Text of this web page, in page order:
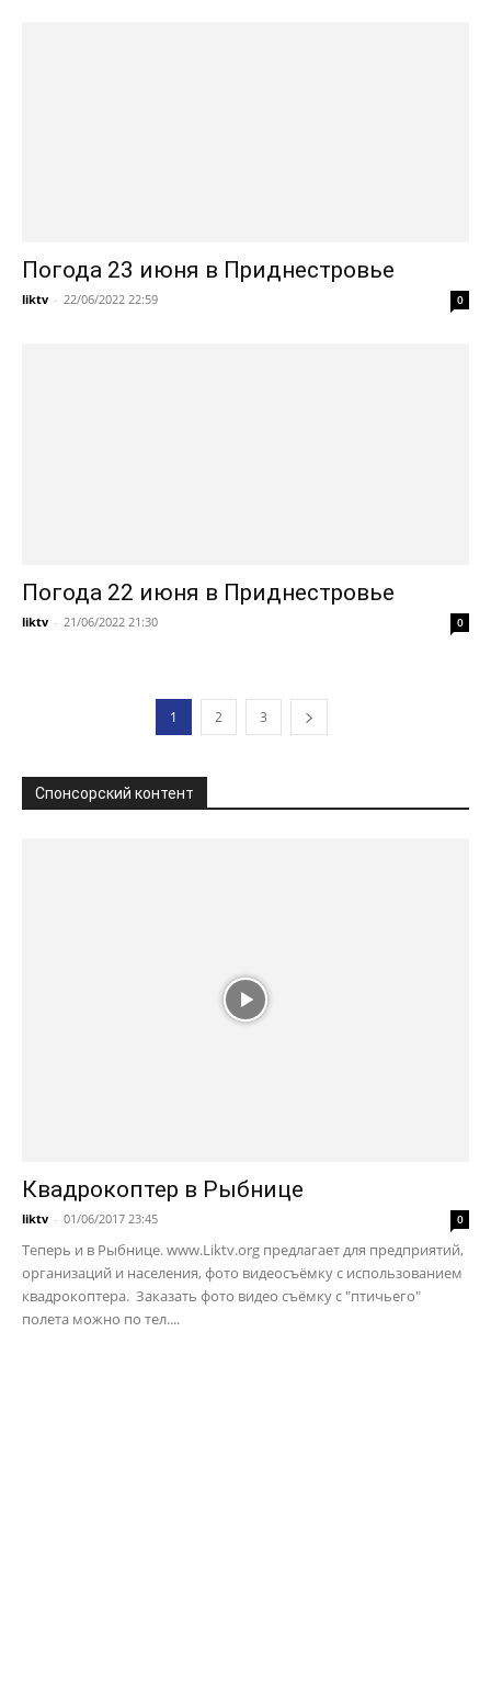
Погода 23 июня в Приднестровье
liktv - 22/06/2022 22:59 0
Погода 22 июня в Приднестровье
liktv - 21/06/2022 21:30 0
1 2 3
Спонсорский контент
Квадрокоптер в Рыбнице
liktv - 01/06/2017 23:45 0
Теперь и в Рыбнице. www.Liktv.org предлагает для предприятий,
организаций и населения, фото видеосъёмку с использованием
квадрокоптера. Заказать фото видео съёмку с "птичьего"
полета можно по тел....